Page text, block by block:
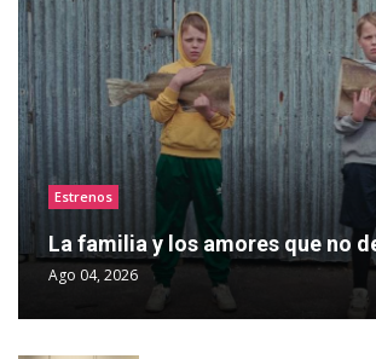
Estrenos
La familia y los amores que no
Ago 04, 2026